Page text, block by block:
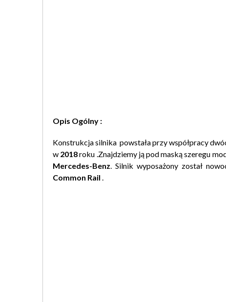
Opis Ogólny :
Konstrukcja silnika powstała przy współpracy
w 2018roku .Znajdziemy ją pod maską szeregu
Mercedes-Benz. Silnik wyposażony został
Common Rail .